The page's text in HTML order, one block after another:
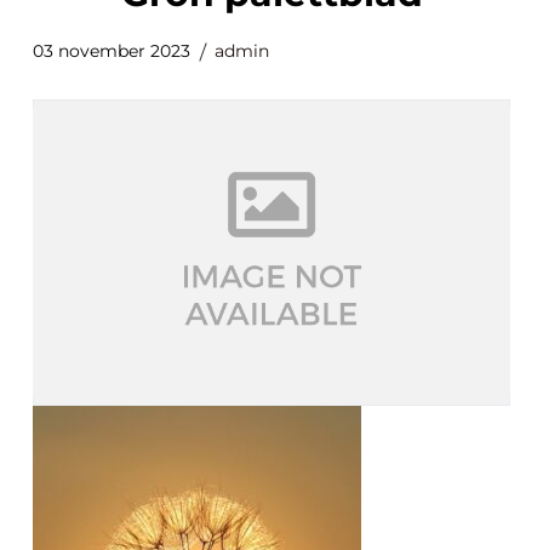
03 november 2023 admin